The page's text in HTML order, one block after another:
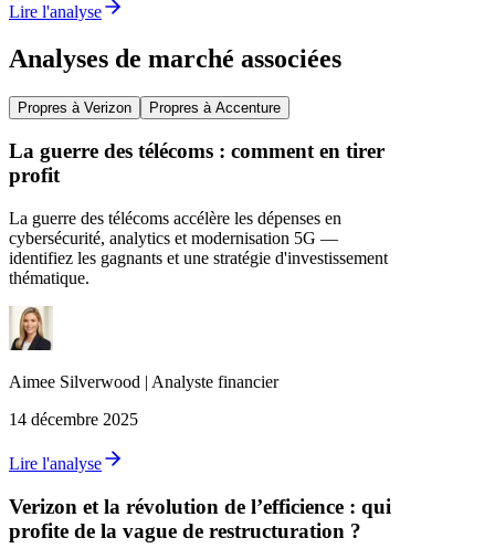
Lire l'analyse
Analyses de marché associées
Propres à Verizon Propres à Accenture
La guerre des télécoms : comment en tirer
profit
La guerre des télécoms accélère les dépenses en
cybersécurité, analytics et modernisation 5G —
identifiez les gagnants et une stratégie d'investissement
thématique.
Aimee Silverwood | Analyste financier
14 décembre 2025
Lire l'analyse
Verizon et la révolution de l’efficience : qui
profite de la vague de restructuration ?